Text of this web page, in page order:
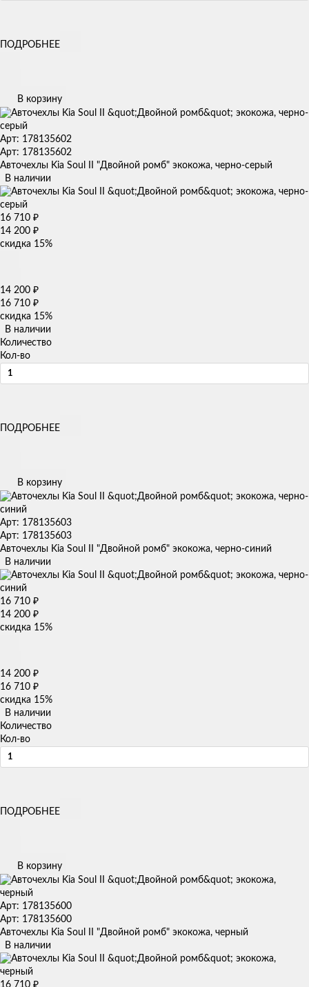
ПОДРОБНЕЕ
В корзину
Арт: 178135602
Арт: 178135602
Авточехлы Kia Soul II "Двойной ромб" экокожа, черно-серый
В наличии
16 710 ₽
14 200 ₽
скидка 15%
14 200 ₽
16 710 ₽
скидка 15%
В наличии
Количество
Кол-во
ПОДРОБНЕЕ
В корзину
Арт: 178135603
Арт: 178135603
Авточехлы Kia Soul II "Двойной ромб" экокожа, черно-синий
В наличии
16 710 ₽
14 200 ₽
скидка 15%
14 200 ₽
16 710 ₽
скидка 15%
В наличии
Количество
Кол-во
ПОДРОБНЕЕ
В корзину
Арт: 178135600
Арт: 178135600
Авточехлы Kia Soul II "Двойной ромб" экокожа, черный
В наличии
16 710 ₽